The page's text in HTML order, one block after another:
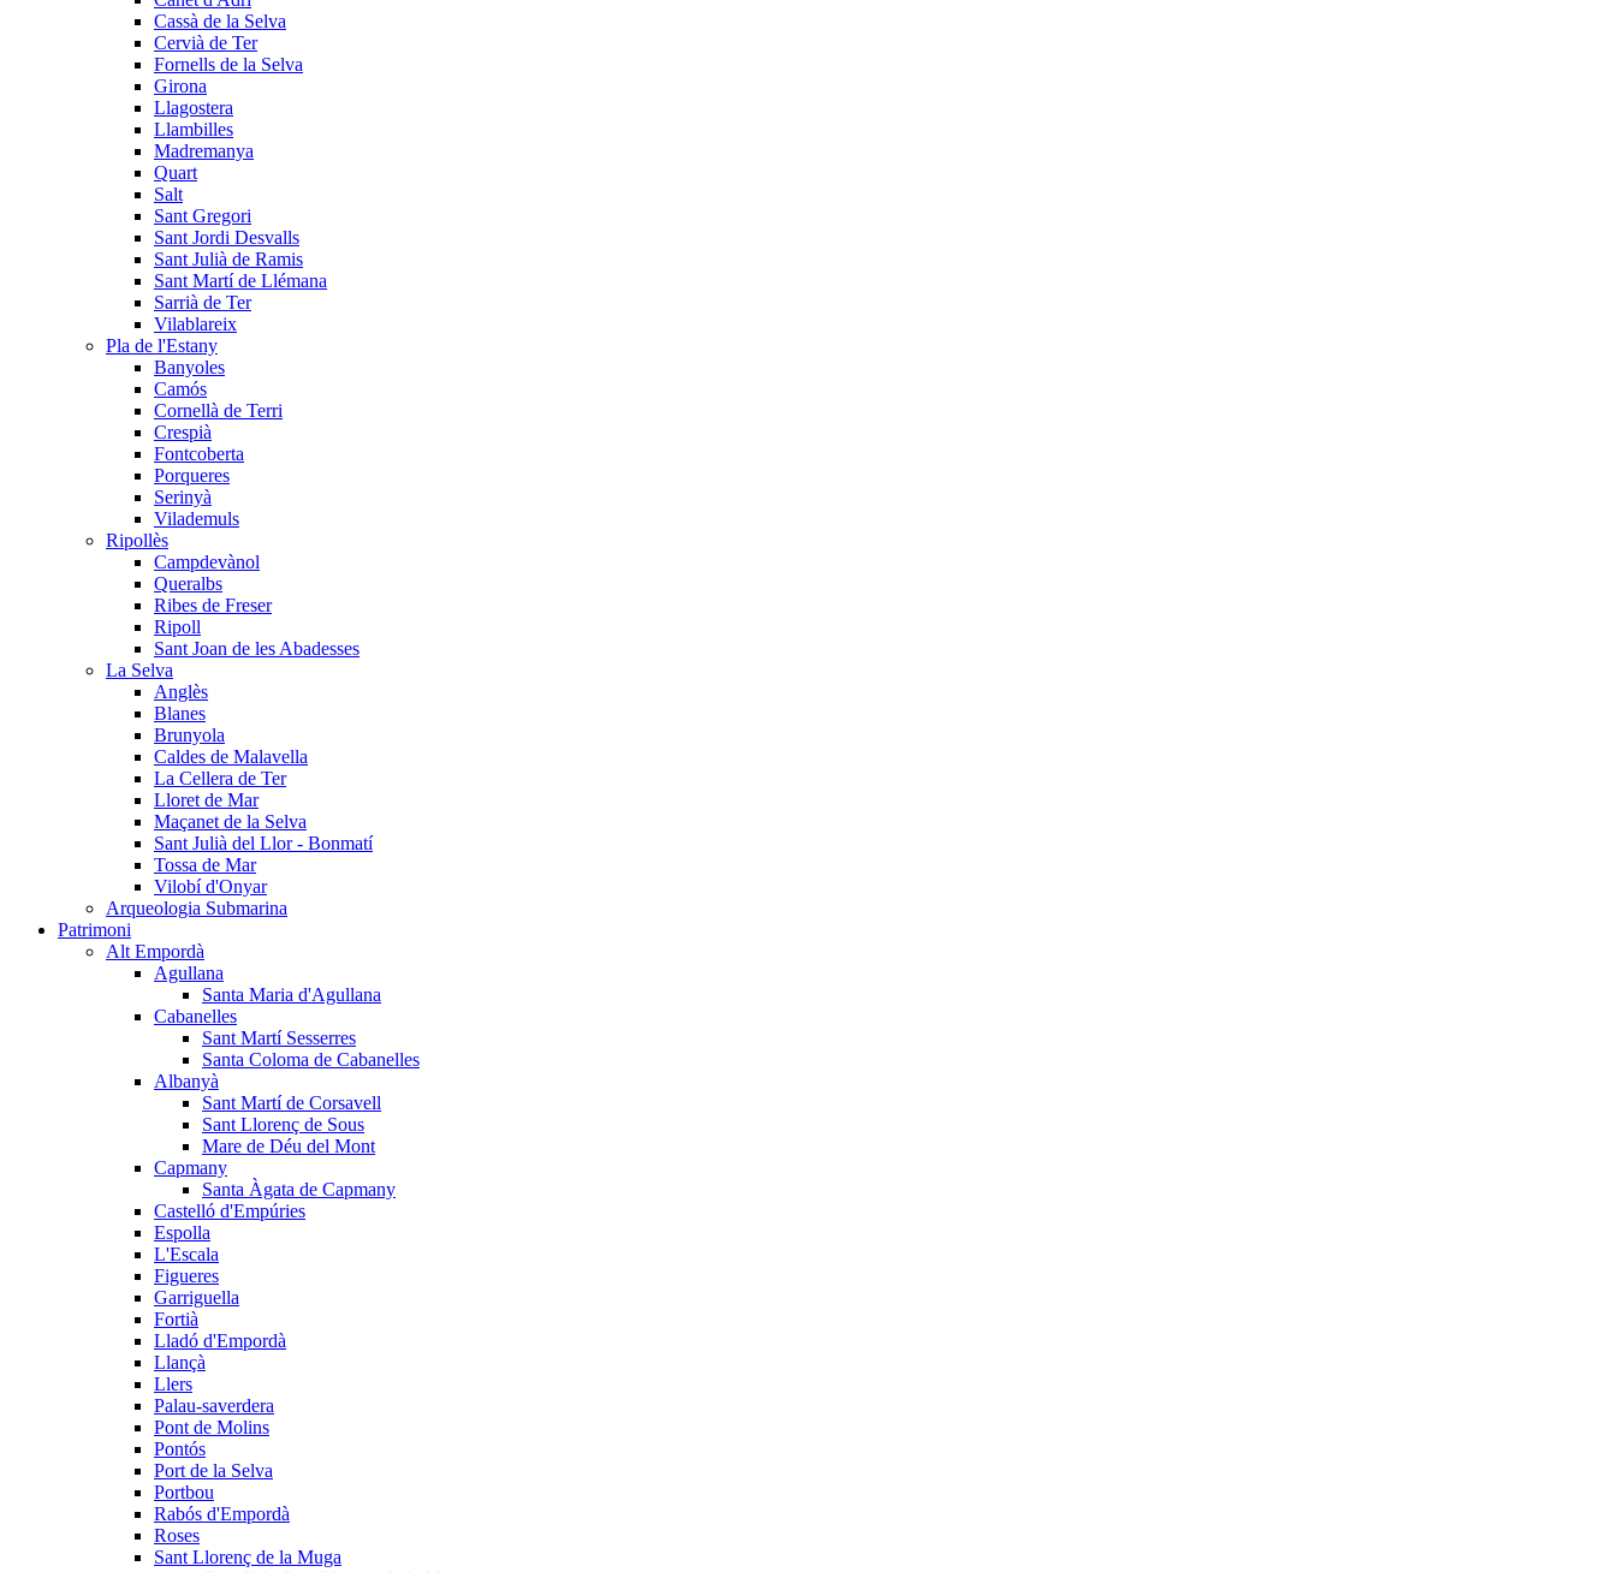
Cassà de la Selva
Cervià de Ter
Fornells de la Selva
Girona
Llagostera
Llambilles
Madremanya
Quart
Salt
Sant Gregori
Sant Jordi Desvalls
Sant Julià de Ramis
Sant Martí de Llémana
Sarrià de Ter
Vilablareix
Pla de l'Estany
Banyoles
Camós
Cornellà de Terri
Crespià
Fontcoberta
Porqueres
Serinyà
Vilademuls
Ripollès
Campdevànol
Queralbs
Ribes de Freser
Ripoll
Sant Joan de les Abadesses
La Selva
Anglès
Blanes
Brunyola
Caldes de Malavella
La Cellera de Ter
Lloret de Mar
Maçanet de la Selva
Sant Julià del Llor - Bonmatí
Tossa de Mar
Vilobí d'Onyar
Arqueologia Submarina
Patrimoni
Alt Empordà
Agullana
Santa Maria d'Agullana
Cabanelles
Sant Martí Sesserres
Santa Coloma de Cabanelles
Albanyà
Sant Martí de Corsavell
Sant Llorenç de Sous
Mare de Déu del Mont
Capmany
Santa Àgata de Capmany
Castelló d'Empúries
Espolla
L'Escala
Figueres
Garriguella
Fortià
Lladó d'Empordà
Llançà
Llers
Palau-saverdera
Pont de Molins
Pontós
Port de la Selva
Portbou
Rabós d'Empordà
Roses
Sant Llorenç de la Muga